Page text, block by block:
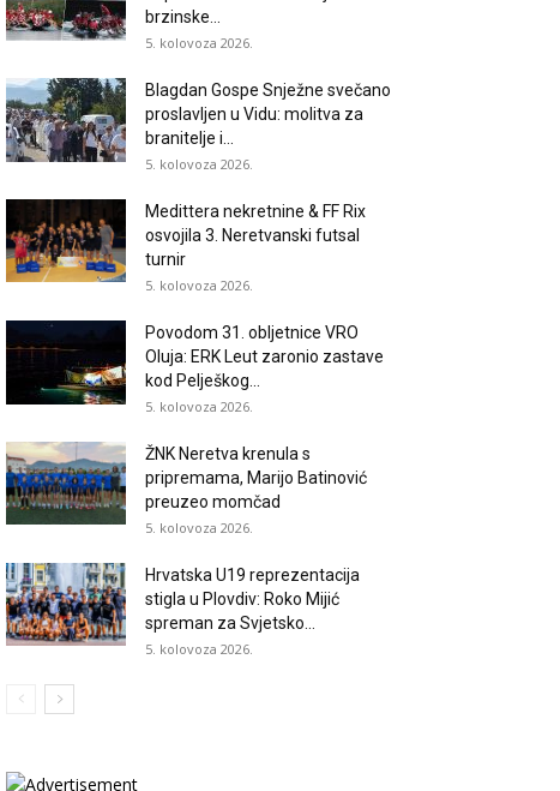
brzinske...
5. kolovoza 2026.
Blagdan Gospe Snježne svečano
proslavljen u Vidu: molitva za
branitelje i...
5. kolovoza 2026.
Medittera nekretnine & FF Rix
osvojila 3. Neretvanski futsal
turnir
5. kolovoza 2026.
Povodom 31. obljetnice VRO
Oluja: ERK Leut zaronio zastave
kod Pelješkog...
5. kolovoza 2026.
ŽNK Neretva krenula s
pripremama, Marijo Batinović
preuzeo momčad
5. kolovoza 2026.
Hrvatska U19 reprezentacija
stigla u Plovdiv: Roko Mijić
spreman za Svjetsko...
5. kolovoza 2026.